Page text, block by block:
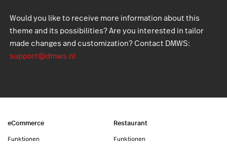
Would you like to receive more information about this
theme and its possibilities? Are you interested in tailor
made changes and customization? Contact DMWS:
support@dmws.nl
eCommerce
Funktionen
Restaurant
Funktionen